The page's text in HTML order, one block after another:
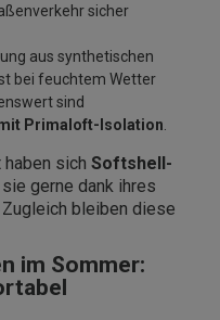
sicher
aus synthetischen
bei feuchtem Wetter
sind
Primaloft-Isolation
sich Softshell-
sie gerne dank ihres
bleiben diese
im Sommer: